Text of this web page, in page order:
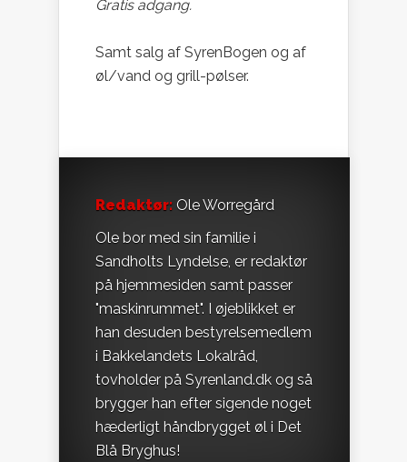
Gratis adgang.
Samt salg af SyrenBogen og af
øl/vand og grill-pølser.
Redaktør: Ole Worregård
Ole bor med sin familie i
Sandholts Lyndelse, er redaktør
på hjemmesiden samt passer
"maskinrummet". I øjeblikket er
han desuden bestyrelsemedlem
i Bakkelandets Lokalråd,
tovholder på Syrenland.dk og så
brygger han efter sigende noget
hæderligt håndbrygget øl i Det
Blå Bryghus!